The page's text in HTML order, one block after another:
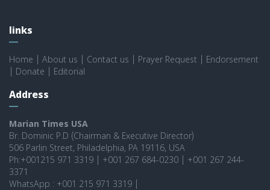
links
Home About us Contact us Prayer Request
Endorsement
Donate Editorial
Address
Marian Times USA
Br. Dominic P.D (Chairman & Executive Director)
506 Parlin Street, Philadelphia, PA 19116, USA
Ph:+001215 971 3319 | +001 267 684-0230 | +001 267 244-
3371
WhatsApp : +001 215 971 3319 |